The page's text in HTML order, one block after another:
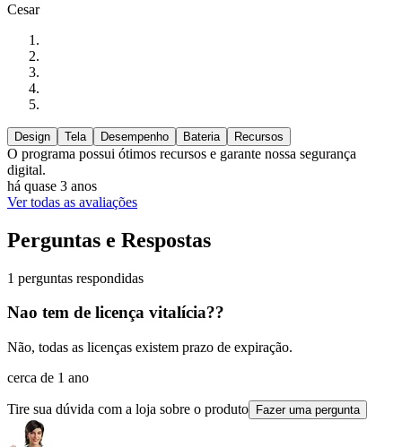
Cesar
Design Tela Desempenho Bateria Recursos
O programa possui ótimos recursos e garante nossa segurança
digital.
há quase 3 anos
Ver todas as avaliações
Perguntas e Respostas
1 perguntas respondidas
Nao tem de licença vitalícia??
Não, todas as licenças existem prazo de expiração.
cerca de 1 ano
Tire sua dúvida com a loja sobre o produto Fazer uma pergunta